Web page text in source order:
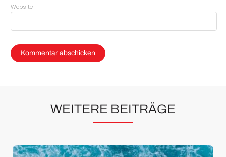
Website
WEITERE BEITRÄGE